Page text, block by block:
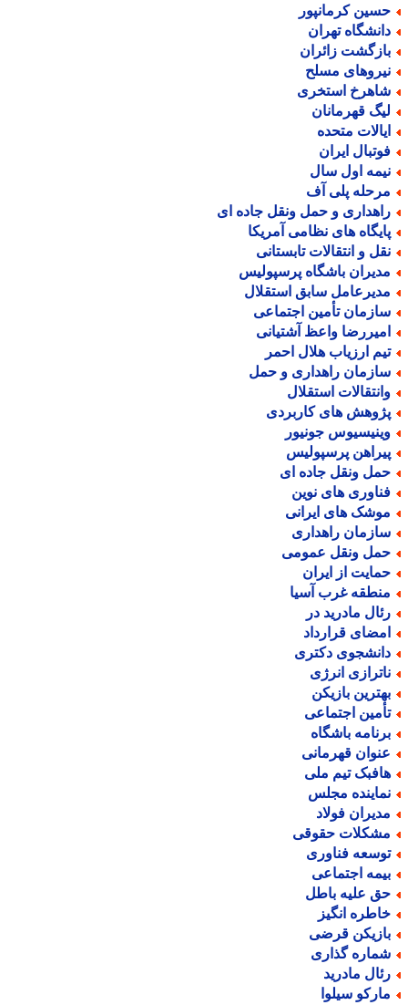
کرمانپور
تهران
زائران
مسلح
استخری
قهرمانان
متحده
ایران
اول سال
پلی آف
و حمل ونقل جاده ای
های نظامی آمریکا
و انتقالات تابستانی
باشگاه پرسپولیس
سابق استقلال
تأمین اجتماعی
واعظ آشتیانی
ارزیاب هلال احمر
راهداری و حمل
استقلال
های کاربردی
جونیور
پرسپولیس
ونقل جاده ای
های نوین
های ایرانی
راهداری
ونقل عمومی
از ایران
غرب آسیا
مادرید در
قرارداد
دکتری
انرژی
بازیکن
اجتماعی
باشگاه
قهرمانی
تیم ملی
مجلس
فولاد
حقوقی
فناوری
اجتماعی
علیه باطل
انگیز
قرضی
گذاری
مادرید
سیلوا